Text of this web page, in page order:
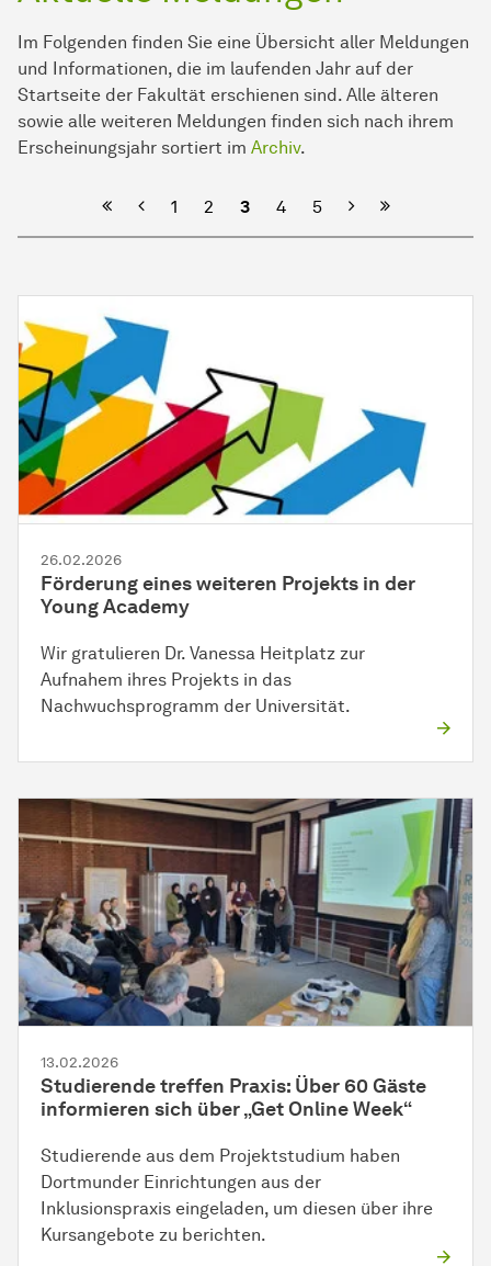
Im Folgenden finden Sie eine Übersicht aller Meldungen
und Informationen, die im laufenden Jahr auf der
Startseite der Fakultät erschienen sind. Alle älteren
sowie alle weiteren Meldungen finden sich nach ihrem
Erscheinungsjahr sortiert im Archiv.
Vorherige
1 2 3 4 5 Nächste
26.02.2026
Förderung eines weiteren Projekts in der
Young Academy
Wir gratulieren Dr. Vanessa Heitplatz zur
Aufnahem ihres Projekts in das
Nachwuchsprogramm der Universität.
13.02.2026
Studierende treffen Praxis: Über 60 Gäste
informieren sich über „Get Online Week“
Studierende aus dem Projektstudium haben
Dortmunder Einrichtungen aus der
Inklusionspraxis eingeladen, um diesen über ihre
Kursangebote zu berichten.